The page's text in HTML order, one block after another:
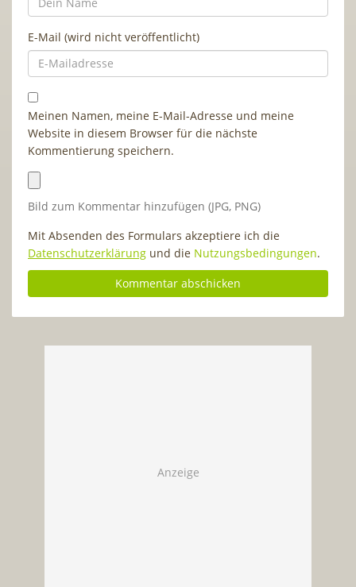
E-Mail (wird nicht veröffentlicht)
Meinen Namen, meine E-Mail-Adresse und meine
Website in diesem Browser für die nächste
Kommentierung speichern.
Bild zum Kommentar hinzufügen (JPG, PNG)
Mit Absenden des Formulars akzeptiere ich die
Datenschutzerklärung und die Nutzungsbedingungen.